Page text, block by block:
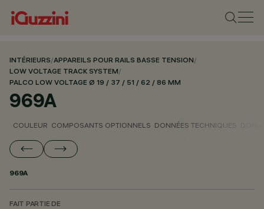
INTÉRIEURS/APPAREILS POUR RAILS BASSE TENSION/
LOW VOLTAGE TRACK SYSTEM/
PALCO LOW VOLTAGE Ø 19 / 37 / 51 / 62 / 86 MM
969A
COULEUR COMPOSANTS OPTIONNELS DONNÉES TECHNIQUES
969A
FAIT PARTIE DE